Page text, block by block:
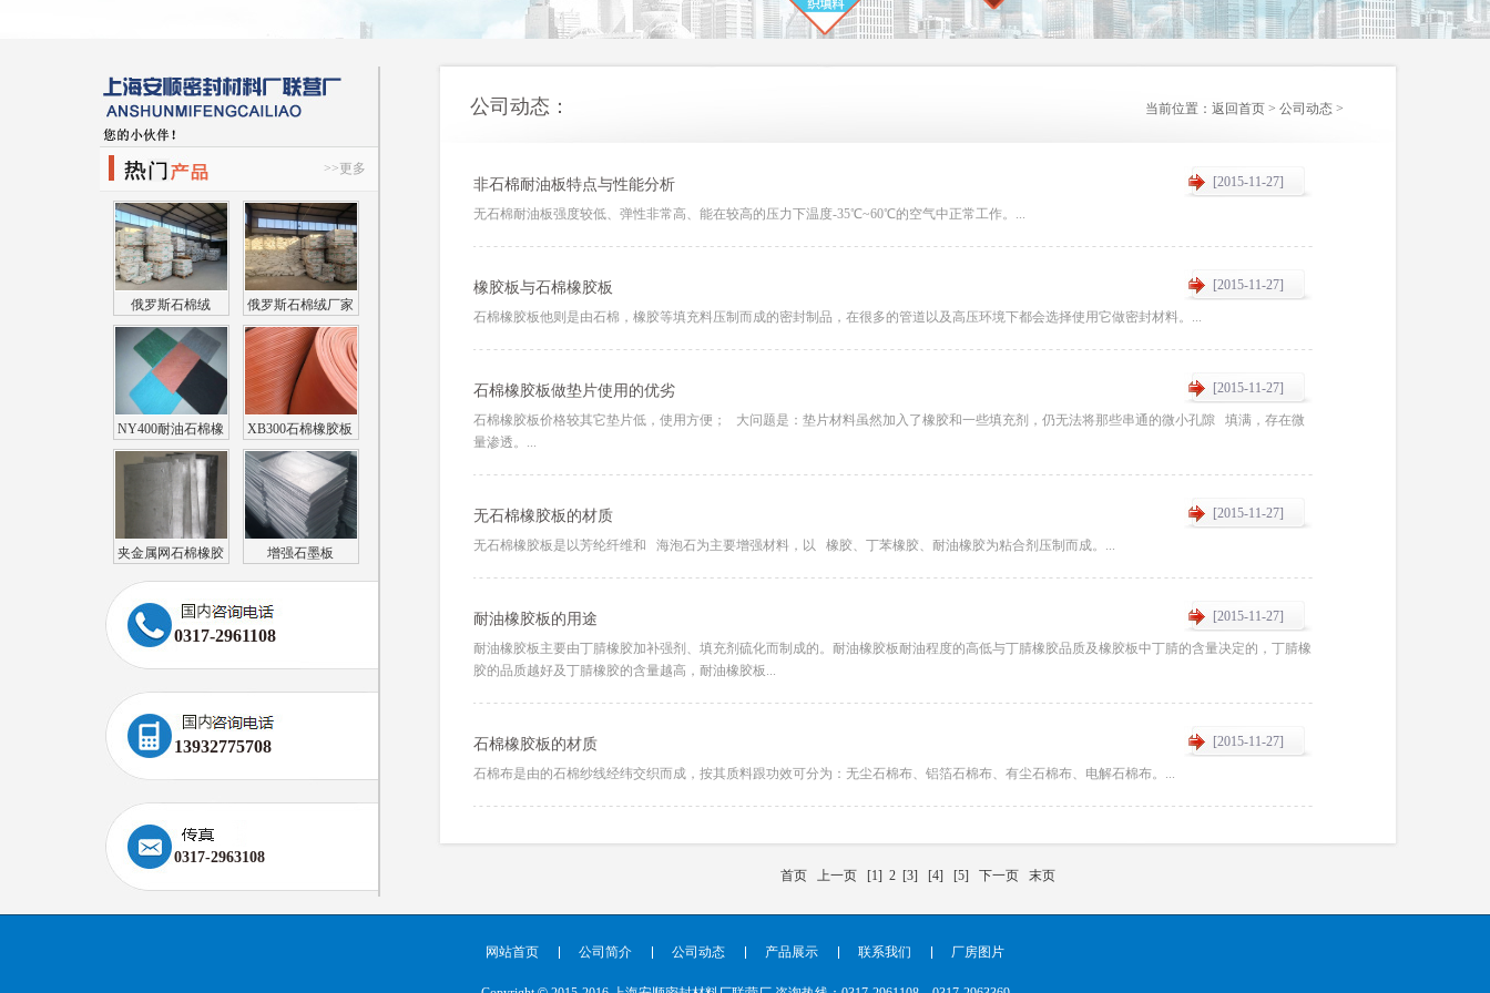
>>更多
俄罗斯石棉绒 俄罗斯石棉绒厂家
NY400耐油石棉橡
胶板
XB300石棉橡胶板
夹金属网石棉橡胶
增强石墨板
0317-2961108
13932775708
0317-2963108
当前位置： 返回首页 > 公司动态 >
公司动态：
[2015-11-27]
非石棉耐油板特点与性能分析
无石棉耐油板强度较低、弹性非常高、能在较高的压力下温度-35℃~60℃的空气中正常工作。...
[2015-11-27]
橡胶板与石棉橡胶板
石棉橡胶板他则是由石棉，橡胶等填充料压制而成的密封制品，在很多的管道以及高压环境下都会选择使用它做密封材料。...
[2015-11-27]
石棉橡胶板做垫片使用的优劣
石棉橡胶板价格较其它垫片低，使用方便； 大问题是：垫片材料虽然加入了橡胶和一些填充剂，仍无法将那些串通的微小孔隙 填满，存在微
量渗透。...
[2015-11-27]
无石棉橡胶板的材质
无石棉橡胶板是以芳纶纤维和 海泡石为主要增强材料，以 橡胶、丁苯橡胶、耐油橡胶为粘合剂压制而成。...
[2015-11-27]
耐油橡胶板的用途
耐油橡胶板主要由丁腈橡胶加补强剂、填充剂硫化而制成的。耐油橡胶板耐油程度的高低与丁腈橡胶品质及橡胶板中丁腈的含量决定的，丁腈橡
胶的品质越好及丁腈橡胶的含量越高，耐油橡胶板...
[2015-11-27]
石棉橡胶板的材质
石棉布是由的石棉纱线经纬交织而成，按其质料跟功效可分为：无尘石棉布、铝箔石棉布、有尘石棉布、电解石棉布。...
首页 上一页 [1] 2 [3] [4] [5] 下一页 末页
网站首页 公司简介 公司动态 产品展示 联系我们 厂房图片